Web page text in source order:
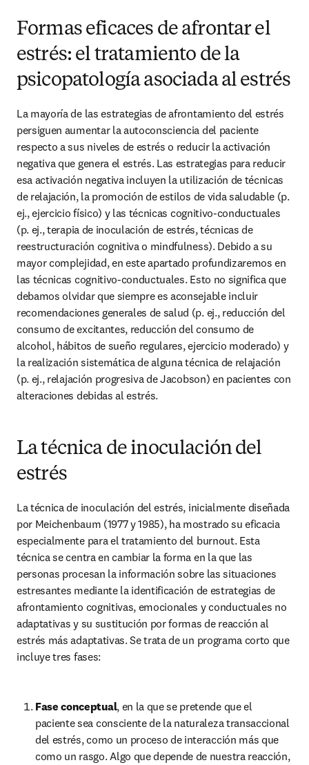
Formas eficaces de afrontar el
estrés: el tratamiento de la
psicopatología asociada al estrés
La mayoría de las estrategias de afrontamiento del estrés
persiguen aumentar la autoconsciencia del paciente
respecto a sus niveles de estrés o reducir la activación
negativa que genera el estrés. Las estrategias para reducir
esa activación negativa incluyen la utilización de técnicas
de relajación, la promoción de estilos de vida saludable (p.
ej., ejercicio físico) y las técnicas cognitivo-conductuales
(p. ej., terapia de inoculación de estrés, técnicas de
reestructuración cognitiva o mindfulness). Debido a su
mayor complejidad, en este apartado profundizaremos en
las técnicas cognitivo-conductuales. Esto no significa que
debamos olvidar que siempre es aconsejable incluir
recomendaciones generales de salud (p. ej., reducción del
consumo de excitantes, reducción del consumo de
alcohol, hábitos de sueño regulares, ejercicio moderado) y
la realización sistemática de alguna técnica de relajación
(p. ej., relajación progresiva de Jacobson) en pacientes con
alteraciones debidas al estrés.
La técnica de inoculación del
estrés
La técnica de inoculación del estrés, inicialmente diseñada
por Meichenbaum (1977 y 1985), ha mostrado su eficacia
especialmente para el tratamiento del burnout. Esta
técnica se centra en cambiar la forma en la que las
personas procesan la información sobre las situaciones
estresantes mediante la identificación de estrategias de
afrontamiento cognitivas, emocionales y conductuales no
adaptativas y su sustitución por formas de reacción al
estrés más adaptativas. Se trata de un programa corto que
incluye tres fases:
Fase conceptual, en la que se pretende que el
paciente sea consciente de la naturaleza transaccional
del estrés, como un proceso de interacción más que
como un rasgo. Algo que depende de nuestra reacción,